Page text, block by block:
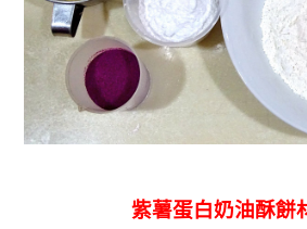
紫薯蛋白奶油酥餅